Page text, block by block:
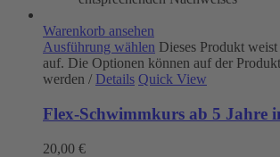
Warenkorb ansehen
Ausführung wählen Dieses Produkt
auf. Die Optionen können auf der
werden / Details Quick View
Flex-Schwimmkurs ab 5 Jahre
20,00 €